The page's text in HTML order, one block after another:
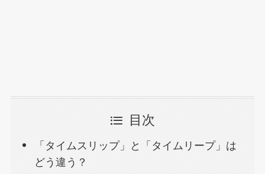
目次
「タイムスリップ」と「タイムリープ」は
どう違う？